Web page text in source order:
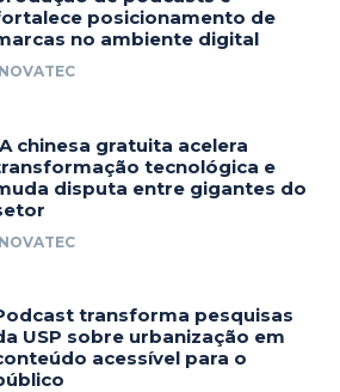
posicionamento de
no ambiente digital
chinesa gratuita acelera
tecnológica e
disputa entre gigantes do
transforma pesquisas
USP sobre urbanização em
acessível para o